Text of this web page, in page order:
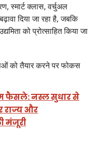
स्मार्ट क्लास, वर्चुअल
दिया जा रहा है, जबकि
को प्रोत्साहित किया जा
को तैयार करने पर फोकस
फैसले: नस्ल सुधार से
राज्य और
मंजूरी